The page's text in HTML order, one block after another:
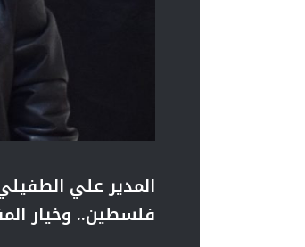
المدير علي
فلسطين.. وخيار